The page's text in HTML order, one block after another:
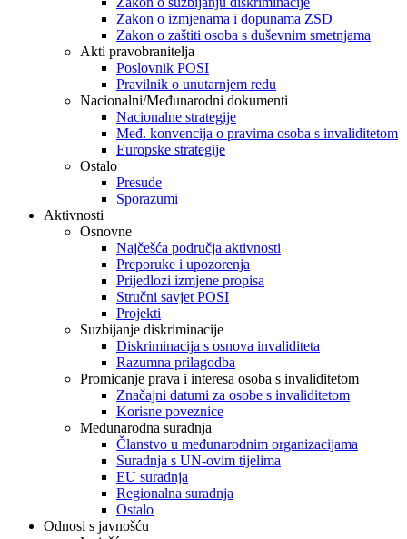
Zakon o izmjenama i dopunama ZSD
Zakon o zaštiti osoba s duševnim smetnjama
Akti pravobranitelja
Poslovnik POSI
Pravilnik o unutarnjem redu
Nacionalni/Međunarodni dokumenti
Nacionalne strategije
Međ. konvencija o pravima osoba s invaliditetom
Europske strategije
Ostalo
Presude
Sporazumi
Aktivnosti
Osnovne
Najčešća područja aktivnosti
Preporuke i upozorenja
Prijedlozi izmjene propisa
Stručni savjet POSI
Projekti
Suzbijanje diskriminacije
Diskriminacija s osnova invaliditeta
Razumna prilagodba
Promicanje prava i interesa osoba s invaliditetom
Značajni datumi za osobe s invaliditetom
Korisne poveznice
Međunarodna suradnja
Članstvo u međunarodnim organizacijama
Suradnja s UN-ovim tijelima
EU suradnja
Regionalna suradnja
Ostalo
Odnosi s javnošću